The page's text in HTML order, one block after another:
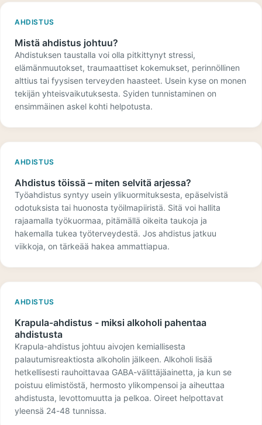
AHDISTUS
Mistä ahdistus johtuu?
Ahdistuksen taustalla voi olla pitkittynyt stressi,
elämänmuutokset, traumaattiset kokemukset, perinnöllinen
alttius tai fyysisen terveyden haasteet. Usein kyse on monen
tekijän yhteisvaikutuksesta. Syiden tunnistaminen on
ensimmäinen askel kohti helpotusta.
AHDISTUS
Ahdistus töissä – miten selvitä arjessa?
Työahdistus syntyy usein ylikuormituksesta, epäselvistä
odotuksista tai huonosta työilmapiiristä. Sitä voi hallita
rajaamalla työkuormaa, pitämällä oikeita taukoja ja
hakemalla tukea työterveydestä. Jos ahdistus jatkuu
viikkoja, on tärkeää hakea ammattiapua.
AHDISTUS
Krapula-ahdistus - miksi alkoholi pahentaa
ahdistusta
Krapula-ahdistus johtuu aivojen kemiallisesta
palautumisreaktiosta alkoholin jälkeen. Alkoholi lisää
hetkellisesti rauhoittavaa GABA-välittäjäainetta, ja kun se
poistuu elimistöstä, hermosto ylikompensoi ja aiheuttaa
ahdistusta, levottomuutta ja pelkoa. Oireet helpottavat
yleensä 24-48 tunnissa.